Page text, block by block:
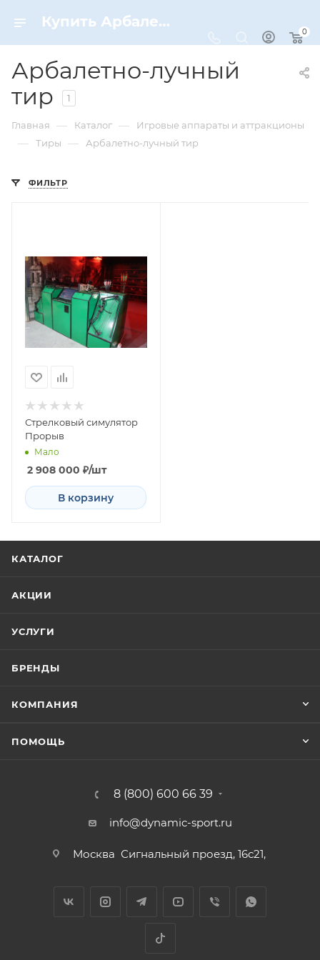
Купить Арбалетно-лучный тир по цене от 2 908 000 ₽ рублей в Москве с доставкой
0
Арбалетно-лучный
тир
1
Главная — Каталог — Игровые аппараты и аттракционы
— Тиры — Арбалетно-лучный тир
ФИЛЬТР
Стрелковый симулятор​
Прорыв
Мало
2 908 000 ₽/шт
В корзину
КАТАЛОГ
АКЦИИ
УСЛУГИ
БРЕНДЫ
КОМПАНИЯ
ПОМОЩЬ
8 (800) 600 66 39
info@dynamic-sport.ru
Москва Сигнальный проезд, 16с21,